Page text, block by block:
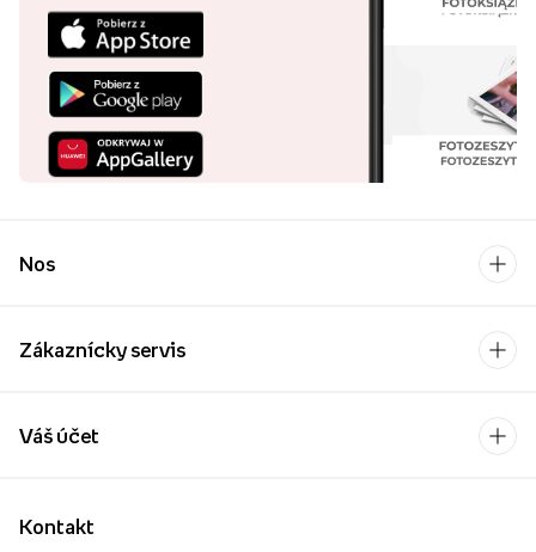
Nos
Zákaznícky servis
Kontakt
Váš účet